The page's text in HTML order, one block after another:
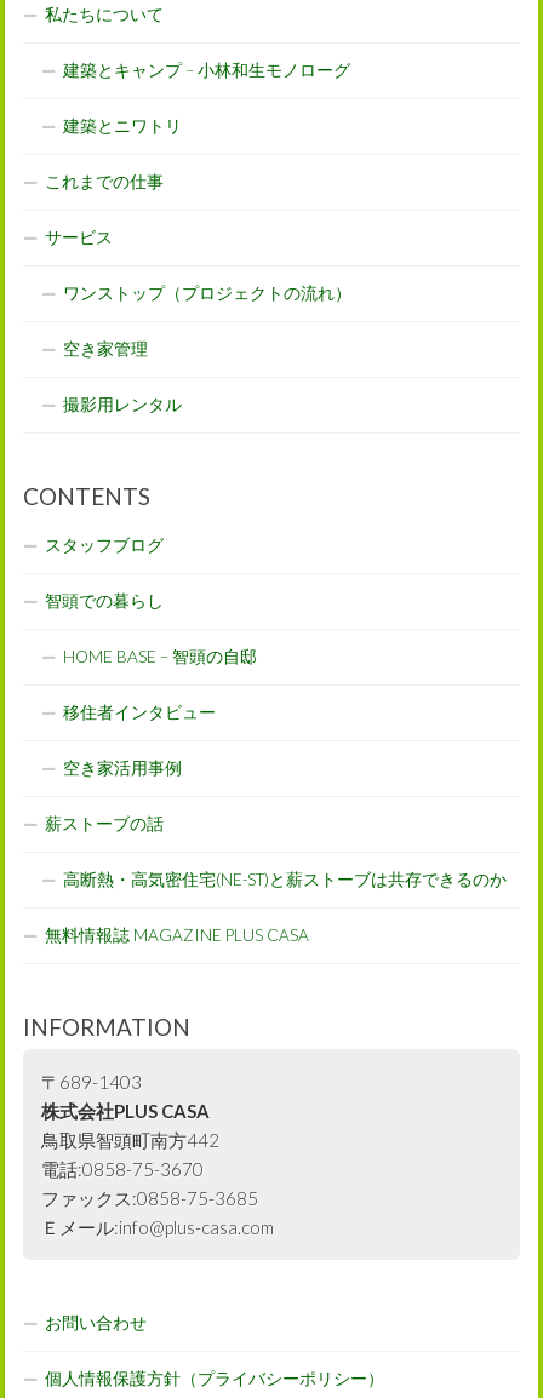
私たちについて
建築とキャンプ – 小林和生モノローグ
建築とニワトリ
これまでの仕事
サービス
ワンストップ（プロジェクトの流れ）
空き家管理
撮影用レンタル
CONTENTS
スタッフブログ
智頭での暮らし
HOME BASE – 智頭の自邸
移住者インタビュー
空き家活用事例
薪ストーブの話
高断熱・高気密住宅(NE-ST)と薪ストーブは共存できるのか
無料情報誌 MAGAZINE PLUS CASA
INFORMATION
〒689-1403
株式会社PLUS CASA
鳥取県智頭町南方442
電話:0858-75-3670
ファックス:0858-75-3685
Ｅメール:info@plus-casa.com
お問い合わせ
個人情報保護方針（プライバシーポリシー）